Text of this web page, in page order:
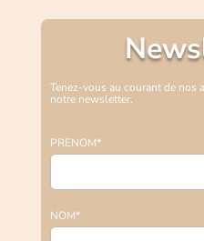
Tenez-vous au courant de nos
notre newsletter.
PRENOM*
NOM*